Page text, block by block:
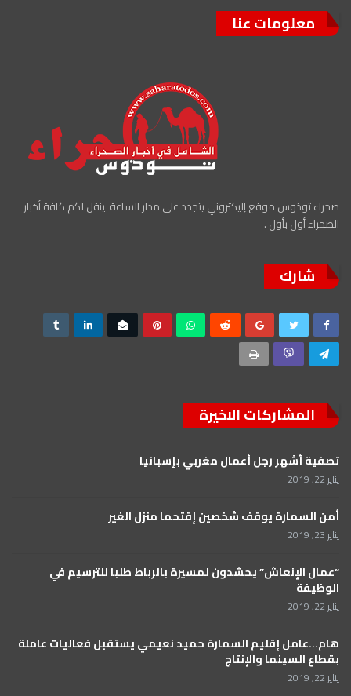
معلومات عنا
صحراء توذوس موقع إليكتروني يتجدد على مدار الساعة ينقل لكم كافة أخبار
الصحراء أول بأول .
شارك
المشاركات الاخيرة
تصفية أشهر رجل أعمال مغربي بإسبانيا
يناير 22, 2019
أمن السمارة يوقف شخصين إقتحما منزل الغير
يناير 23, 2019
“عمال الإنعاش” يحشدون لمسيرة بالرباط طلبا للترسيم في
الوظيفة
يناير 22, 2019
هام…عامل إقليم السمارة حميد نعيمي يستقبل فعاليات عاملة
بقطاع السينما والإنتاج
يناير 22, 2019